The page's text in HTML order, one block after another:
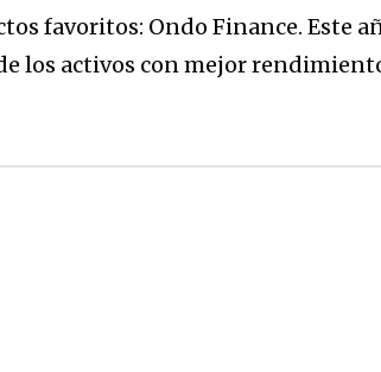
favoritos: Ondo Finance. Este
los activos con mejor